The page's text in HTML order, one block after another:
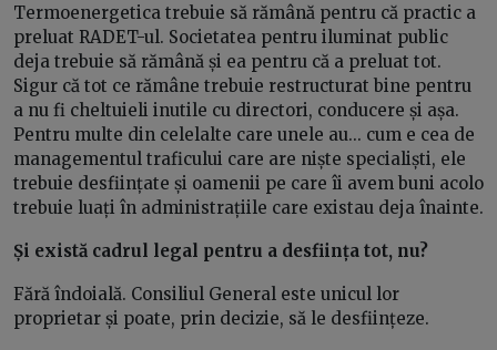
Termoenergetica trebuie să rămână pentru că practic a
preluat RADET-ul. Societatea pentru iluminat public
deja trebuie să rămână și ea pentru că a preluat tot.
Sigur că tot ce rămâne trebuie restructurat bine pentru
a nu fi cheltuieli inutile cu directori, conducere și așa.
Pentru multe din celelalte care unele au... cum e cea de
managementul traficului care are niște specialiști, ele
trebuie desființate și oamenii pe care îi avem buni acolo
trebuie luați în administrațiile care existau deja înainte.
Și există cadrul legal pentru a desființa tot, nu?
Fără îndoială. Consiliul General este unicul lor
proprietar și poate, prin decizie, să le desființeze.